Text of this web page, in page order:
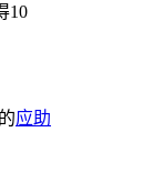
10
的应助